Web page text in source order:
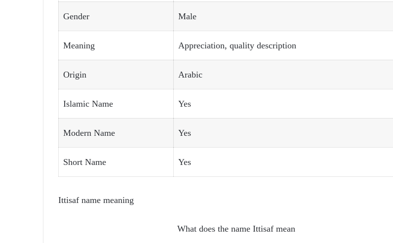
Gender Male
Meaning Appreciation, quality description
Origin Arabic
Islamic Name Yes
Modern Name Yes
Short Name Yes
Ittisaf name meaning
What does the name Ittisaf mean